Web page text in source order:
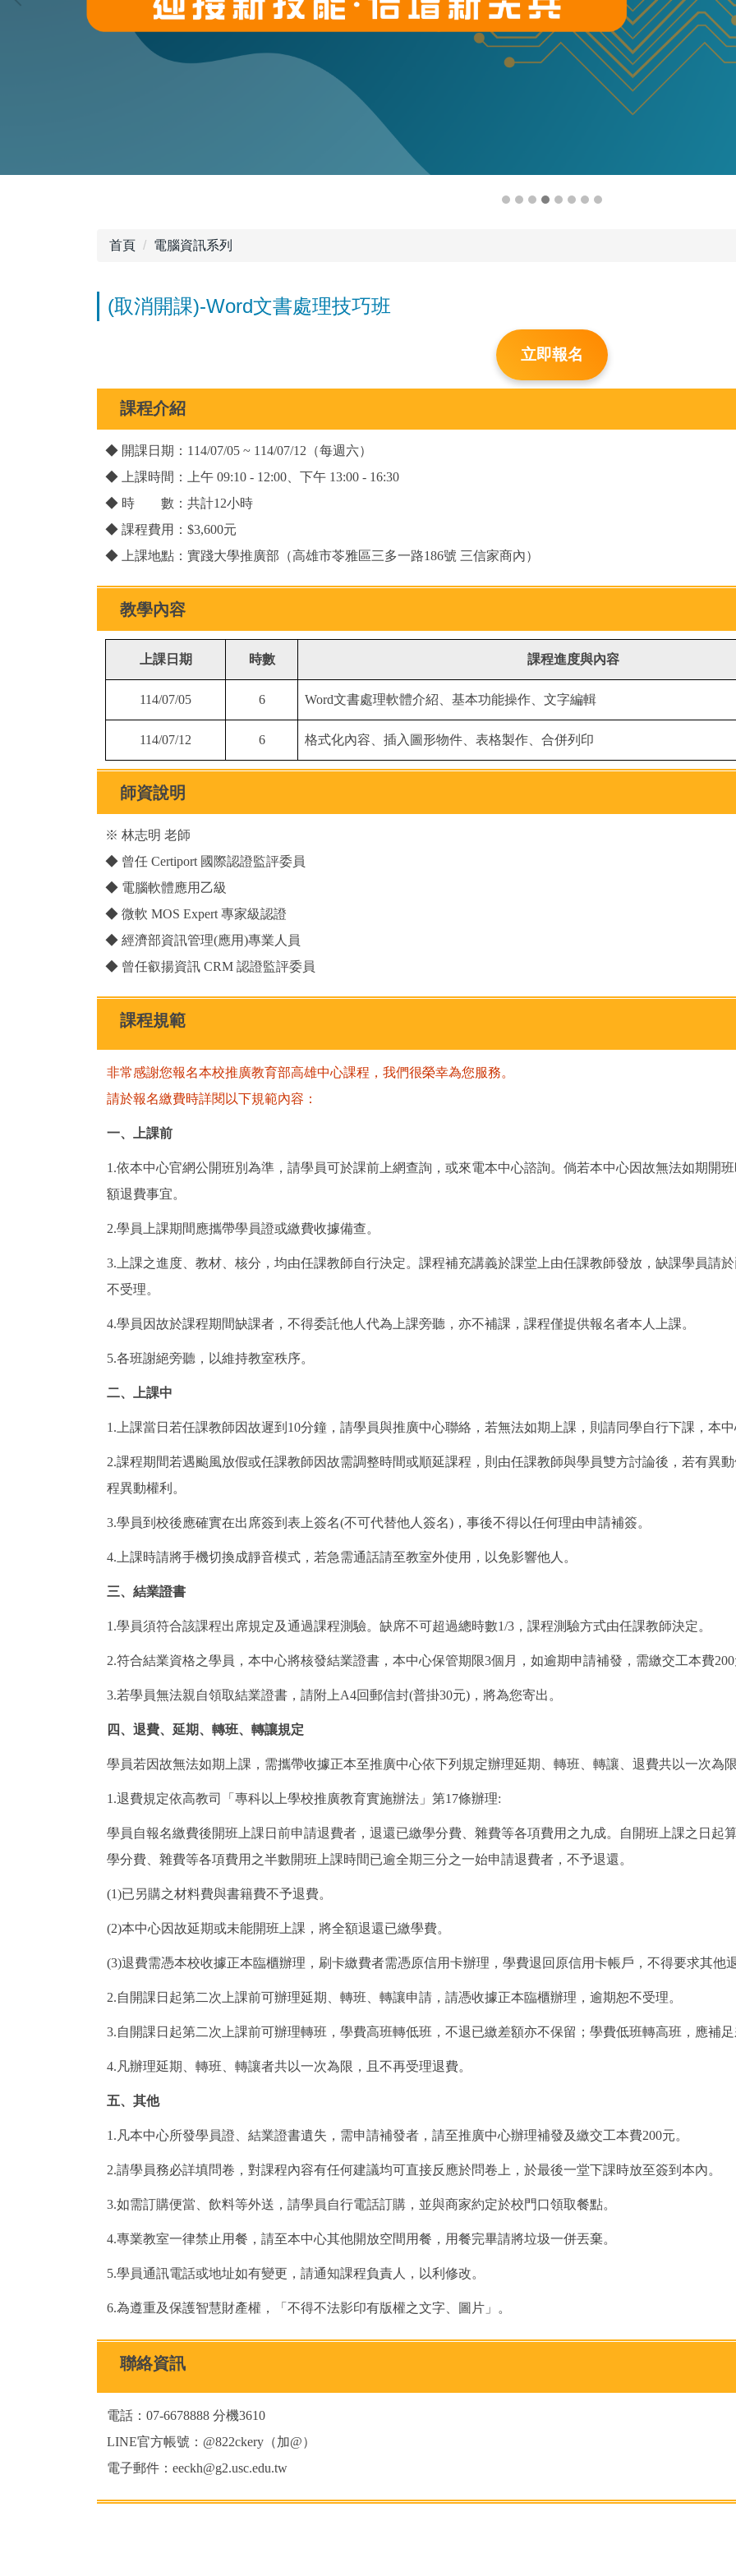
首頁 電腦資訊系列
(取消開課)-Word文書處理技巧班
立即報名
課程介紹
◆ 開課日期：114/07/05 ~ 114/07/12（每週六）
◆ 上課時間：上午 09:10 - 12:00、下午 13:00 - 16:30
◆ 時 數：共計12小時
◆ 課程費用：$3,600元
◆ 上課地點：實踐大學推廣部（高雄市苓雅區三多一路186號 三信家商內）
教學內容
上課日期 時數 課程進度與內容
114/07/05 6 Word文書處理軟體介紹、基本功能操作、文字編輯
114/07/12 6 格式化內容、插入圖形物件、表格製作、合併列印
師資說明
※ 林志明 老師
◆ 曾任 Certiport 國際認證監評委員
◆ 電腦軟體應用乙級
◆ 微軟 MOS Expert 專家級認證
◆ 經濟部資訊管理(應用)專業人員
◆ 曾任叡揚資訊 CRM 認證監評委員
課程規範
非常感謝您報名本校推廣教育部高雄中心課程，我們很榮幸為您服務。
請於報名繳費時詳閱以下規範內容：
一、上課前
1.依本中心官網公開班別為準，請學員可於課前上網查詢，或來電本中心諮詢。倘若本中心因故無法如期開
額退費事宜。
2.學員上課期間應攜帶學員證或繳費收據備查。
3.上課之進度、教材、核分，均由任課教師自行決定。課程補充講義於課堂上由任課教師發放，缺課學員請
不受理。
4.學員因故於課程期間缺課者，不得委託他人代為上課旁聽，亦不補課，課程僅提供報名者本人上課。
5.各班謝絕旁聽，以維持教室秩序。
二、上課中
1.上課當日若任課教師因故遲到10分鐘，請學員與推廣中心聯絡，若無法如期上課，則請同學自行下課，本中
2.課程期間若遇颱風放假或任課教師因故需調整時間或順延課程，則由任課教師與學員雙方討論後，若有異
程異動權利。
3.學員到校後應確實在出席簽到表上簽名(不可代替他人簽名)，事後不得以任何理由申請補簽。
4.上課時請將手機切換成靜音模式，若急需通話請至教室外使用，以免影響他人。
三、結業證書
1.學員須符合該課程出席規定及通過課程測驗。缺席不可超過總時數1/3，課程測驗方式由任課教師決定。
2.符合結業資格之學員，本中心將核發結業證書，本中心保管期限3個月，如逾期申請補發，需繳交工本費200
3.若學員無法親自領取結業證書，請附上A4回郵信封(普掛30元)，將為您寄出。
四、退費、延期、轉班、轉讓規定
學員若因故無法如期上課，需攜帶收據正本至推廣中心依下列規定辦理延期、轉班、轉讓、退費共以一次為限
1.退費規定依高教司「專科以上學校推廣教育實施辦法」第17條辦理:
學員自報名繳費後開班上課日前申請退費者，退還已繳學分費、雜費等各項費用之九成。自開班上課之日起
學分費、雜費等各項費用之半數開班上課時間已逾全期三分之一始申請退費者，不予退還。
(1)已另購之材料費與書籍費不予退費。
(2)本中心因故延期或未能開班上課，將全額退還已繳學費。
(3)退費需憑本校收據正本臨櫃辦理，刷卡繳費者需憑原信用卡辦理，學費退回原信用卡帳戶，不得要求其他
2.自開課日起第二次上課前可辦理延期、轉班、轉讓申請，請憑收據正本臨櫃辦理，逾期恕不受理。
3.自開課日起第二次上課前可辦理轉班，學費高班轉低班，不退已繳差額亦不保留；學費低班轉高班，應補足
4.凡辦理延期、轉班、轉讓者共以一次為限，且不再受理退費。
五、其他
1.凡本中心所發學員證、結業證書遺失，需申請補發者，請至推廣中心辦理補發及繳交工本費200元。
2.請學員務必詳填問卷，對課程內容有任何建議均可直接反應於問卷上，於最後一堂下課時放至簽到本內。
3.如需訂購便當、飲料等外送，請學員自行電話訂購，並與商家約定於校門口領取餐點。
4.專業教室一律禁止用餐，請至本中心其他開放空間用餐，用餐完畢請將垃圾一併丟棄。
5.學員通訊電話或地址如有變更，請通知課程負責人，以利修改。
6.為遵重及保護智慧財產權，「不得不法影印有版權之文字、圖片」。
聯絡資訊
電話：07-6678888 分機3610
LINE官方帳號：@822ckery（加@）
電子郵件：eeckh@g2.usc.edu.tw